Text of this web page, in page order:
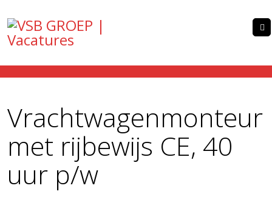
Vrachtwagenmonteur
met rijbewijs CE, 40
uur p/w